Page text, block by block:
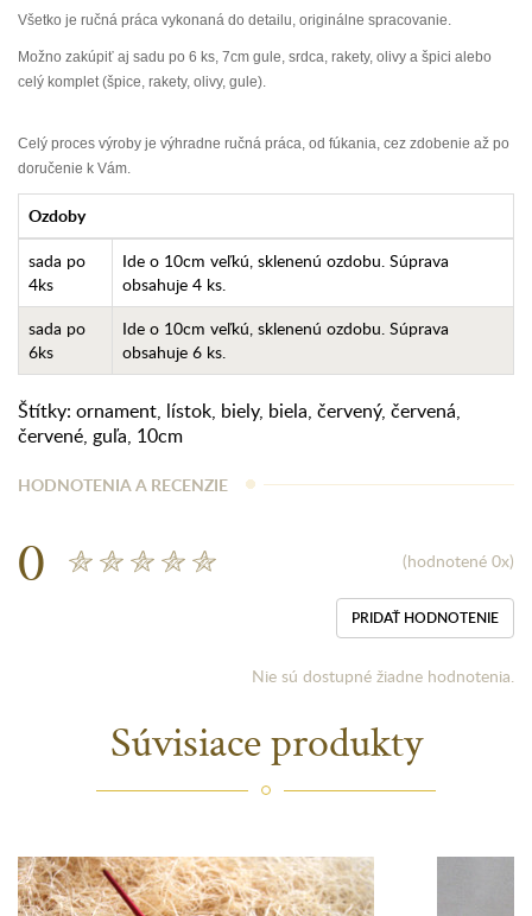
Všetko je ručná práca vykonaná do detailu, originálne spracovanie.
Možno zakúpiť aj sadu po 6 ks, 7cm gule, srdca, rakety, olivy a špici alebo
celý komplet (špice, rakety, olivy, gule).
Celý proces výroby je výhradne ručná práca, od fúkania, cez zdobenie až po
doručenie k Vám.
Ozdoby
sada po
4ks
Ide o 10cm veľkú, sklenenú ozdobu. Súprava
obsahuje 4 ks.
sada po
6ks
Ide o 10cm veľkú, sklenenú ozdobu. Súprava
obsahuje 6 ks.
Štítky: ornament, lístok, biely, biela, červený, červená,
červené, guľa, 10cm
HODNOTENIA A RECENZIE
0 (hodnotené 0x)
PRIDAŤ HODNOTENIE
Nie sú dostupné žiadne hodnotenia.
Súvisiace produkty